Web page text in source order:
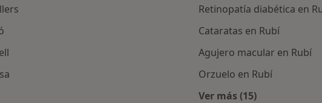
Retinopatía diabética en
Cataratas en Rubí
Agujero macular en Rubí
Orzuelo en Rubí
Ver más (15)